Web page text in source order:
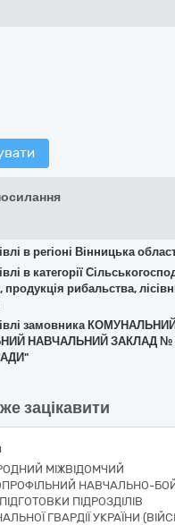
в регіоні Вінницька
в категорії
продукція рибальства,
замовника
НАВЧАЛЬНИЙ ЗАКЛАД №
зацікавити
МІЖВІДОМЧИЙ
НАВЧАЛЬНО-
ПІДРОЗДІЛІВ
ГВАРДІЇ УКРАЇНИ